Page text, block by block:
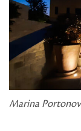
Marina